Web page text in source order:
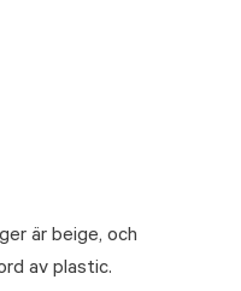
är beige, och
av plastic.